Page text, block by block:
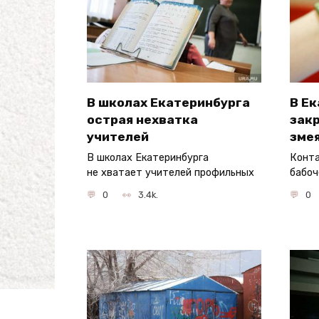
В школах Екатеринбурга
острая нехватка
учителей
В школах Екатеринбурга
не хватает учителей профильных
0 3.4k.
В
0